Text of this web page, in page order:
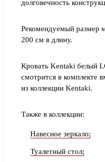
долговечность
Рекомендуемый размер
200 см в длину.
Кровать Kentaki белый
смотрится в комплекте
из коллекции Kentaki.
Также в коллекции:
Навесное зеркало;
Туалетный стол;